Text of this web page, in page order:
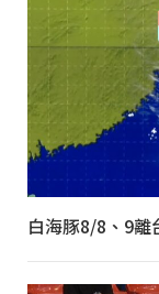
白海豚8/8、9離